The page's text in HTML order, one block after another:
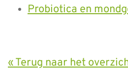
Probiotica en
« Terug naar het